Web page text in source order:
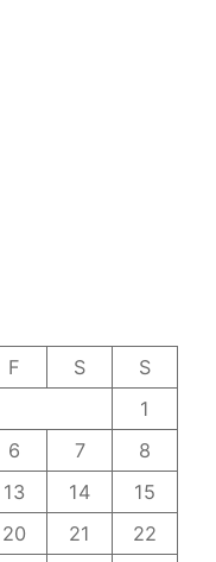
F S
S
1
6 7
8
13 14
15
20 21
22